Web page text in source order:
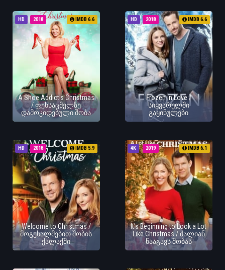
HD 2018 IMDB 6.6
A Shoe Addict's Christmas
/ ფეხსაცმელზე
დამოკიდებული შობა
HD 2018 IMDB 6.6
Frozen in Love /
სიყვარულში
გაყინულები
HD 2018 IMDB 5.9
Welcome to Christmas /
მოგესალმებით შობის
ქალაქში
4K 2019 IMDB 6.1
It's Beginning to Look a Lot
Like Christmas / ძალიან
წააგავს შობას